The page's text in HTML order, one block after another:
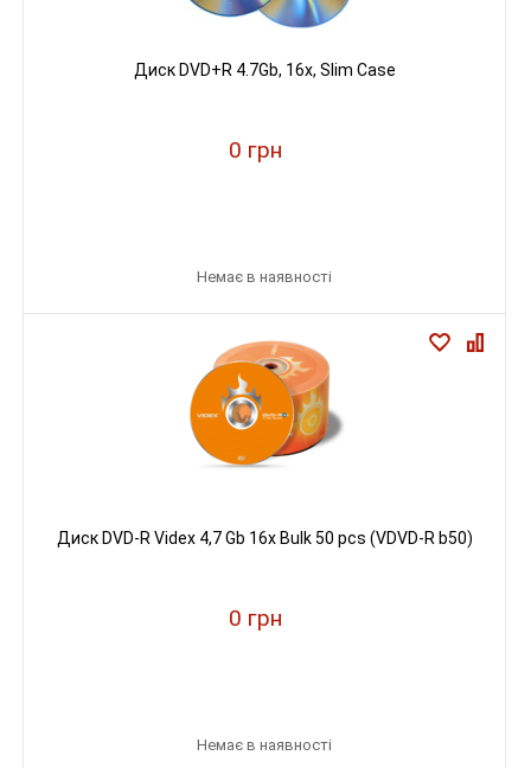
Диск DVD+R 4.7Gb, 16х, Slim Case
0 грн
Немає в наявності
Диск DVD-R Videx 4,7 Gb 16x Bulk 50 pcs (VDVD-R b50)
0 грн
Немає в наявності